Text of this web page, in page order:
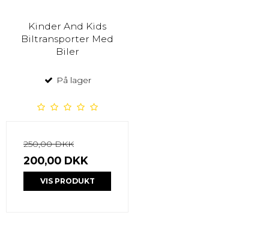
Kinder And Kids
Biltransporter Med
Biler
På lager
250,00 DKK
200,00 DKK
VIS PRODUKT